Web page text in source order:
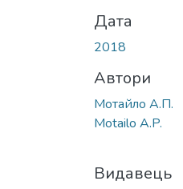
Дата
2018
Автори
Мотайло А.П.
Motailo A.P.
Видавець